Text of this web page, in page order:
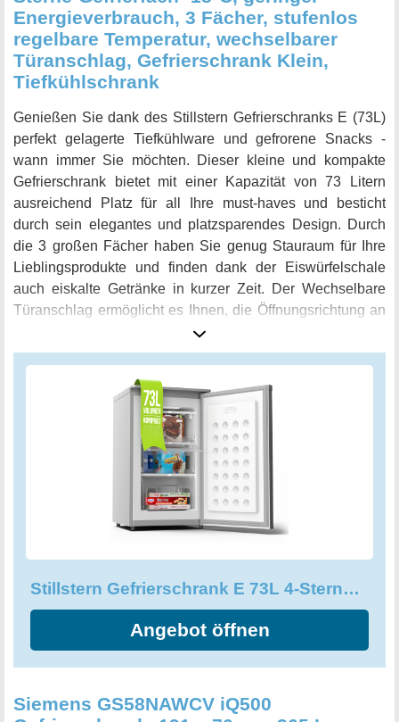
von Stillstern.
Energieverbrauch, 3 Fächer, stufenlos
regelbare Temperatur, wechselbarer
Türanschlag, Gefrierschrank Klein,
Tiefkühlschrank
Genießen Sie dank des Stillstern Gefrierschranks E (73L)
perfekt gelagerte Tiefkühlware und gefrorene Snacks -
wann immer Sie möchten. Dieser kleine und kompakte
Gefrierschrank bietet mit einer Kapazität von 73 Litern
ausreichend Platz für all Ihre must-haves und besticht
durch sein elegantes und platzsparendes Design. Durch
die 3 großen Fächer haben Sie genug Stauraum für Ihre
Lieblingsprodukte und finden dank der Eiswürfelschale
auch eiskalte Getränke in kurzer Zeit. Der Wechselbare
Türanschlag ermöglicht es Ihnen, die Öffnungsrichtung an
Ihre Raumsituation anzupassen und der Super leise
Betrieb, mit nur 41 dB, lässt Sie selbst bei höchster Stufe
wird Sie sogar an flüsternde Stimmen oder eine ruhige
Wohnstraße erinnern. Dank der 3-Stufen-
Temperaturregelung, können Sie die Kühlung genau an
Ihre Bedürfnisse und Inhalt anpassen. Doch das ist noch
nicht alles. Der Gefrierschrank spart auch noch bares Geld,
denn mit der Energieeffizienzklasse E und einem
Jahresdurchschnittsverbrauch von nur 160 kWh, kommen
nur eine effiziente und umweltfreundliche Lösung für Ihre
Tiefkühlware, sondern auch einen Top-Service, auf den Sie
sich verlassen können!
Stillstern Gefrierschrank E 73L 4-Sterne-Gefrierfach -18°C
Angebot öffnen
Siemens GS58NAWCV iQ500